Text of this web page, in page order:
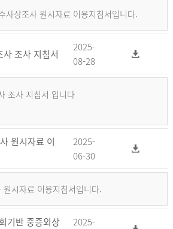
사상조사 원시자료 이용지침서입니다.
조사 지침서
2025-
08-28
조사 지침서 입니다
원시자료 이
2025-
06-30
시자료 이용지침서입니다.
기반 중증외상
2025-